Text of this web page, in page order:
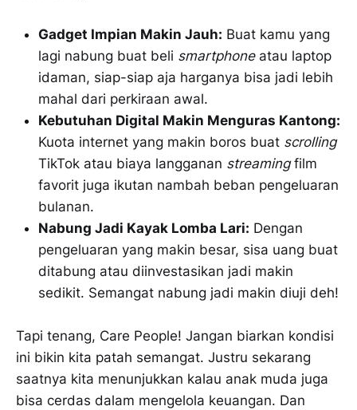
Gadget Impian Makin Jauh: Buat kamu yang
lagi nabung buat beli smartphoneatau laptop
idaman, siap-siap aja harganya bisa jadi lebih
mahal dari perkiraan awal.
Kebutuhan Digital Makin Menguras Kantong:
Kuota internet yang makin boros buat scrolling
TikTok atau biaya langganan streamingfilm
favorit juga ikutan nambah beban pengeluaran
bulanan.
Nabung Jadi Kayak Lomba Lari: Dengan
pengeluaran yang makin besar, sisa uang buat
ditabung atau diinvestasikan jadi makin
sedikit. Semangat nabung jadi makin diuji deh!
Tapi tenang, Care People! Jangan biarkan kondisi
ini bikin kita patah semangat. Justru sekarang
saatnya kita menunjukkan kalau anak muda juga
bisa cerdas dalam mengelola keuangan. Dan